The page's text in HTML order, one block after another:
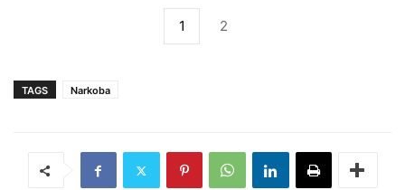
1 2
TAGS Narkoba